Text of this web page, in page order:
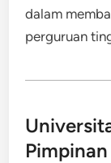
dalam
perguruan